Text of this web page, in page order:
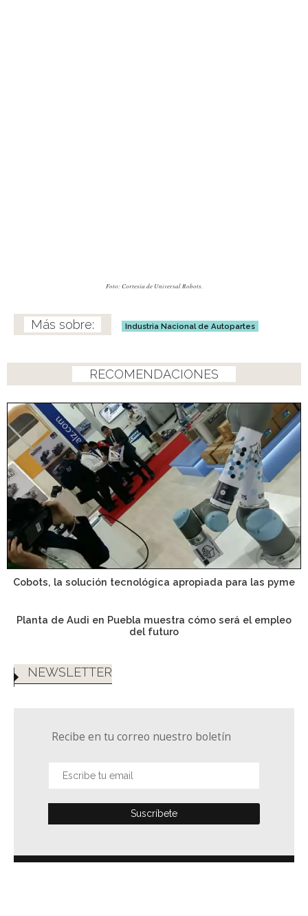
Foto: Cortesía de Universal Robots.
Industria Nacional de Autopartes
RECOMENDACIONES
Cobots, la solución tecnológica apropiada para las pyme
Planta de Audi en Puebla muestra cómo será el empleo
del futuro
NEWSLETTER
Recibe en tu correo nuestro boletín